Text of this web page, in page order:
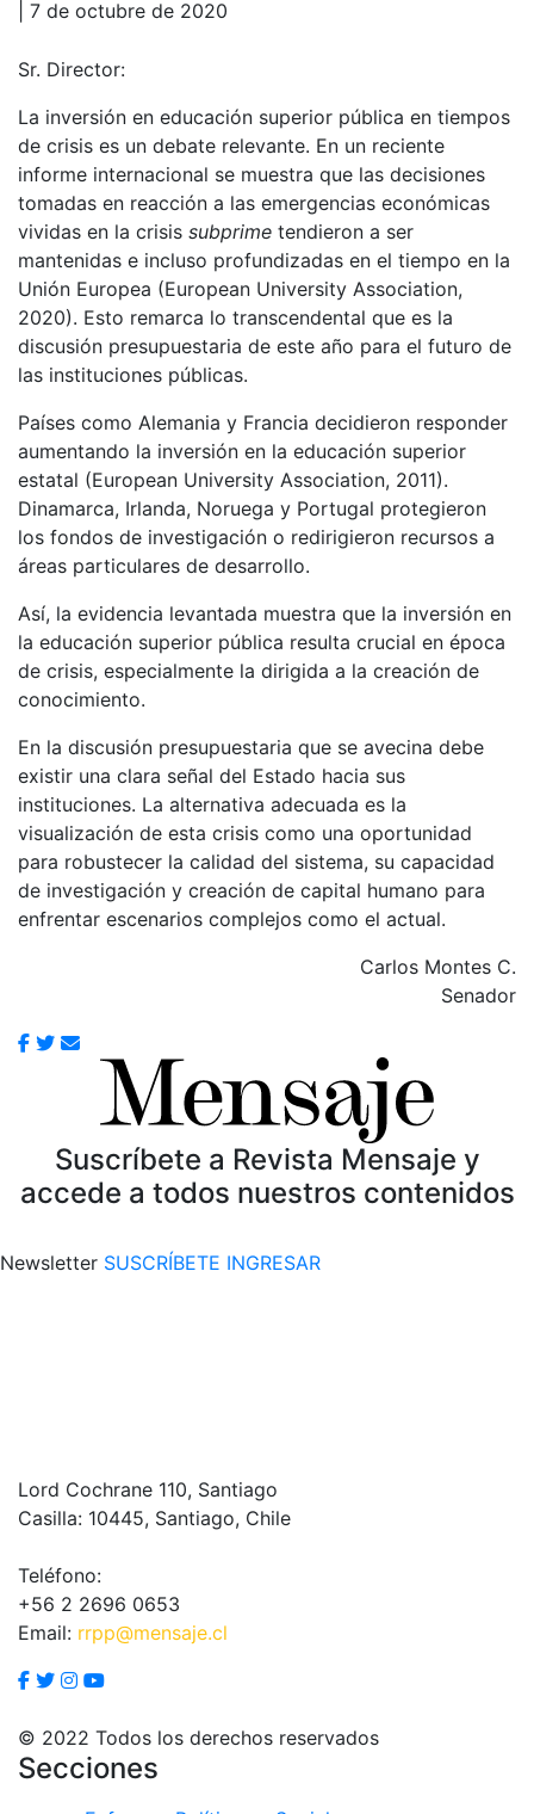
| 7 de octubre de 2020
Sr. Director:
La inversión en educación superior pública en tiempos
de crisis es un debate relevante. En un reciente
informe internacional se muestra que las decisiones
tomadas en reacción a las emergencias económicas
vividas en la crisis subprime tendieron a ser
mantenidas e incluso profundizadas en el tiempo en la
Unión Europea (European University Association,
2020). Esto remarca lo transcendental que es la
discusión presupuestaria de este año para el futuro de
las instituciones públicas.
Países como Alemania y Francia decidieron responder
aumentando la inversión en la educación superior
estatal (European University Association, 2011).
Dinamarca, Irlanda, Noruega y Portugal protegieron
los fondos de investigación o redirigieron recursos a
áreas particulares de desarrollo.
Así, la evidencia levantada muestra que la inversión en
la educación superior pública resulta crucial en época
de crisis, especialmente la dirigida a la creación de
conocimiento.
En la discusión presupuestaria que se avecina debe
existir una clara señal del Estado hacia sus
instituciones. La alternativa adecuada es la
visualización de esta crisis como una oportunidad
para robustecer la calidad del sistema, su capacidad
de investigación y creación de capital humano para
enfrentar escenarios complejos como el actual.
Carlos Montes C.
Senador
Suscríbete a Revista Mensaje y
accede a todos nuestros contenidos
Newsletter SUSCRÍBETE INGRESAR
Lord Cochrane 110, Santiago
Casilla: 10445, Santiago, Chile
Teléfono:
+56 2 2696 0653
Email: rrpp@mensaje.cl
© 2022 Todos los derechos reservados
Secciones